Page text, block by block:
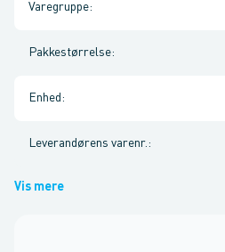
Varegruppe:
Pakkestørrelse:
Enhed :
Leverandørens varenr. :
Vis mere